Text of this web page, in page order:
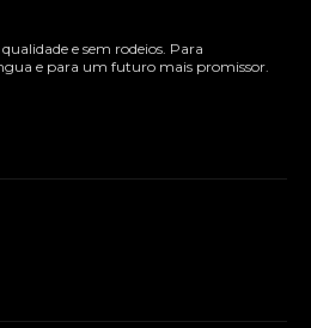
e sem rodeios. Para
e para um futuro mais promissor.